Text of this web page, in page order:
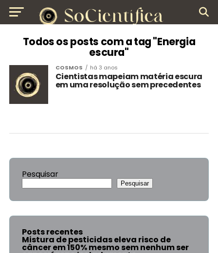
Todos os posts com a tag "Energia
escura"
COSMOS há 3 anos
Cientistas mapeiam matéria escura
em uma resolução sem precedentes
Pesquisar
Pesquisar
Posts recentes
Mistura de pesticidas eleva risco de
câncer em 150% mesmo sem nenhum ser